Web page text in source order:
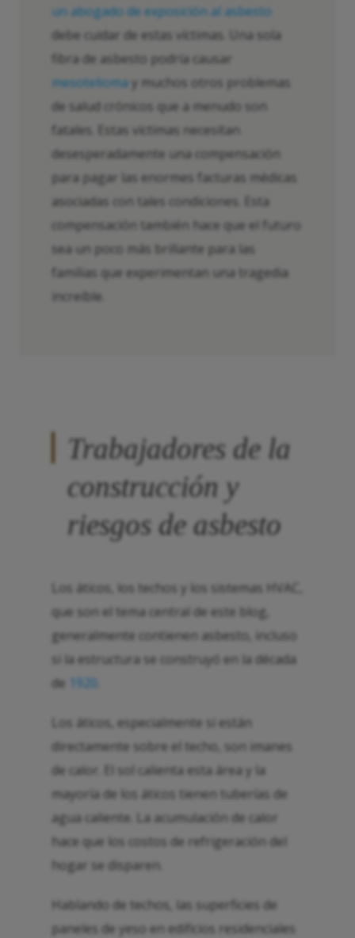
un abogado de exposición al asbesto
debe cuidar de estas víctimas. Una sola
fibra de asbesto podría causar
mesotelioma y muchos otros problemas
de salud crónicos que a menudo son
fatales. Estas víctimas necesitan
desesperadamente una compensación
para pagar las enormes facturas médicas
asociadas con tales condiciones. Esta
compensación también hace que el futuro
sea un poco más brillante para las
familias que experimentan una tragedia
increíble.
Trabajadores de la
construcción y
riesgos de asbesto
Los áticos, los techos y los sistemas HVAC,
que son el tema central de este blog,
generalmente contienen asbesto, incluso
si la estructura se construyó en la década
de 1920
Los áticos, especialmente si están
directamente sobre el techo, son imanes
de calor. El sol calienta esta área y la
mayoría de los áticos tienen tuberías de
agua caliente. La acumulación de calor
hace que los costos de refrigeración del
hogar se disparen.
Hablando de techos, las superficies de
paneles de yeso en edificios residenciales